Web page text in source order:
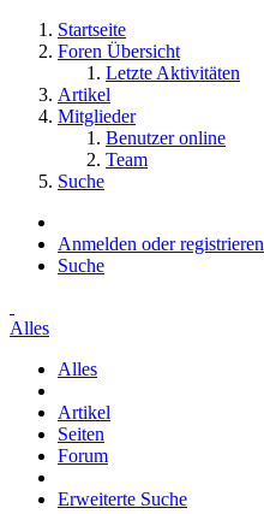
Startseite
Foren Übersicht
Letzte Aktivitäten
Artikel
Mitglieder
Benutzer online
Team
Suche
Anmelden oder registrieren
Suche
Alles
Alles
Artikel
Seiten
Forum
Erweiterte Suche